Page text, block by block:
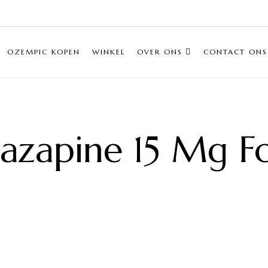
OZEMPIC KOPEN WINKEL OVER ONS CONTACT ONS
15 Mg